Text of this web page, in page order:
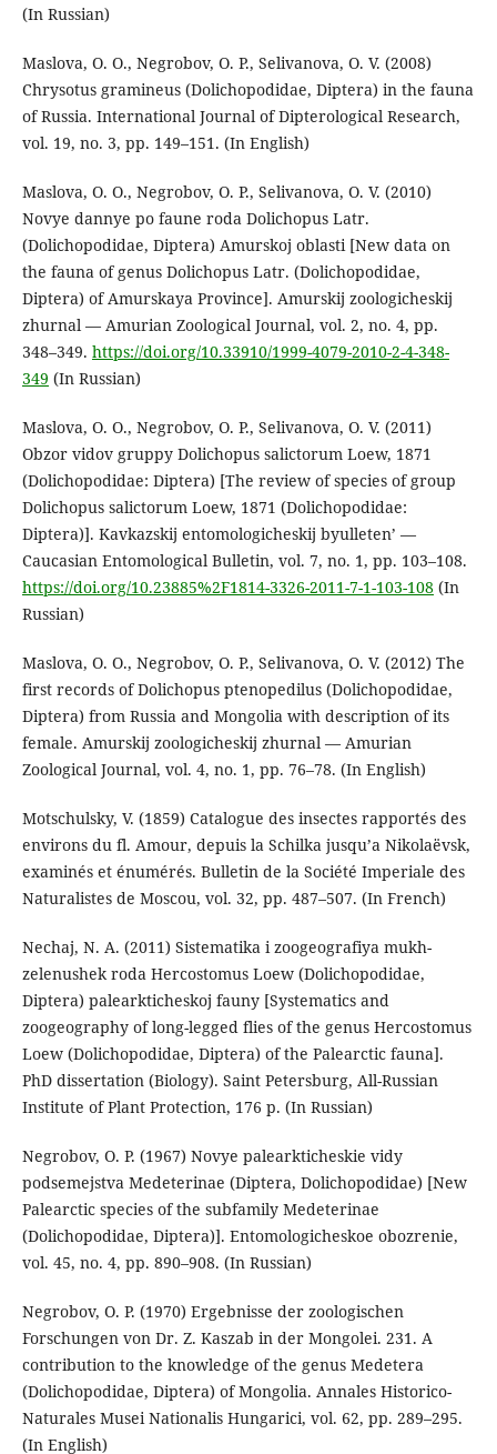
(In Russian)
Maslova, O. O., Negrobov, O. P., Selivanova, O. V. (2008)
Chrysotus gramineus (Dolichopodidae, Diptera) in the fauna
of Russia. International Journal of Dipterological Research,
vol. 19, no. 3, pp. 149–151. (In English)
Maslova, O. O., Negrobov, O. P., Selivanova, O. V. (2010)
Novye dannye po faune roda Dolichopus Latr.
(Dolichopodidae, Diptera) Amurskoj oblasti [New data on
the fauna of genus Dolichopus Latr. (Dolichopodidae,
Diptera) of Amurskaya Province]. Amurskij zoologicheskij
zhurnal — Amurian Zoological Journal, vol. 2, no. 4, pp.
348–349. https://doi.org/10.33910/1999-4079-2010-2-4-348-
349 (In Russian)
Maslova, O. O., Negrobov, O. P., Selivanova, O. V. (2011)
Obzor vidov gruppy Dolichopus salictorum Loew, 1871
(Dolichopodidae: Diptera) [The review of species of group
Dolichopus salictorum Loew, 1871 (Dolichopodidae:
Diptera)]. Kavkazskij entomologicheskij byulleten’ —
Caucasian Entomological Bulletin, vol. 7, no. 1, pp. 103–108.
https://doi.org/10.23885%2F1814-3326-2011-7-1-103-108(In
Russian)
Maslova, O. O., Negrobov, O. P., Selivanova, O. V. (2012) The
first records of Dolichopus ptenopedilus (Dolichopodidae,
Diptera) from Russia and Mongolia with description of its
female. Amurskij zoologicheskij zhurnal — Amurian
Zoological Journal, vol. 4, no. 1, pp. 76–78. (In English)
Motschulsky, V. (1859) Catalogue des insectes rapportés des
environs du fl. Amour, depuis la Schilka jusqu’a Nikolaëvsk,
examinés et énumérés. Bulletin de la Société Imperiale des
Naturalistes de Moscou, vol. 32, pp. 487–507. (In French)
Nechaj, N. A. (2011) Sistematika i zoogeografiya mukh-
zelenushek roda Hercostomus Loew (Dolichopodidae,
Diptera) palearkticheskoj fauny [Systematics and
zoogeography of long-legged flies of the genus Hercostomus
Loew (Dolichopodidae, Diptera) of the Palearctic fauna].
PhD dissertation (Biology). Saint Petersburg, All-Russian
Institute of Plant Protection, 176 p. (In Russian)
Negrobov, O. P. (1967) Novye palearkticheskie vidy
podsemejstva Medeterinae (Diptera, Dolichopodidae) [New
Palearctic species of the subfamily Medeterinae
(Dolichopodidae, Diptera)]. Entomologicheskoe obozrenie,
vol. 45, no. 4, pp. 890–908. (In Russian)
Negrobov, O. P. (1970) Ergebnisse der zoologischen
Forschungen von Dr. Z. Kaszab in der Mongolei. 231. A
contribution to the knowledge of the genus Medetera
(Dolichopodidae, Diptera) of Mongolia. Annales Historico-
Naturales Musei Nationalis Hungarici, vol. 62, pp. 289–295.
(In English)